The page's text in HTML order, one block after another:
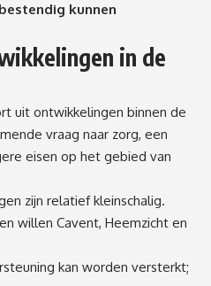
kunnen
in de
uit ontwikkelingen binnen de
vraag naar zorg, een
eisen op het gebied van
zijn relatief kleinschalig.
willen Cavent, Heemzicht en
kan worden versterkt;